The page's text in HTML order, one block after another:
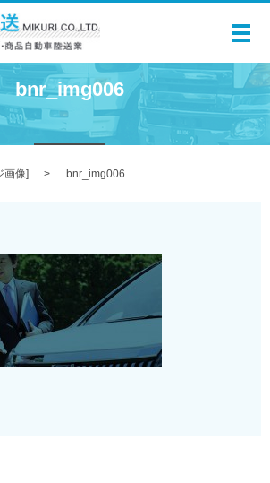
メ
bnr_img006
画像] bnr_img006